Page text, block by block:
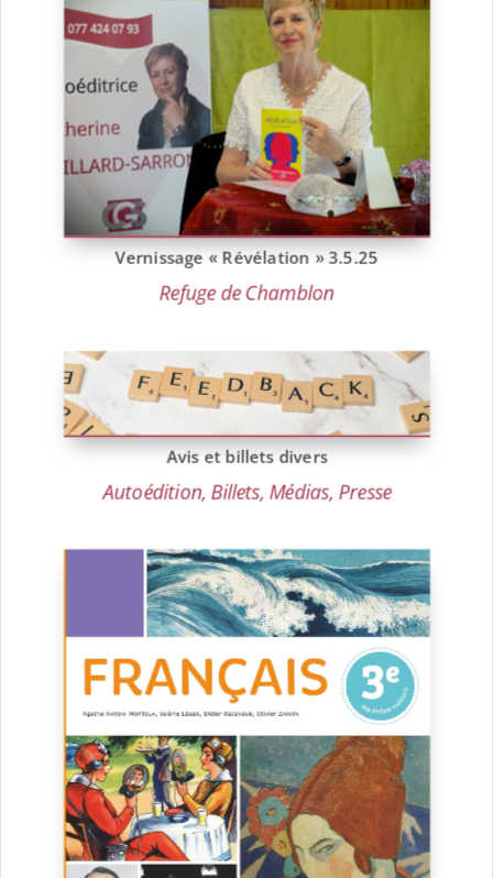
Vernissage « Révélation » 3.5.25
Refuge de Chamblon
Avis et billets divers
Autoédition, Billets, Médias, Presse